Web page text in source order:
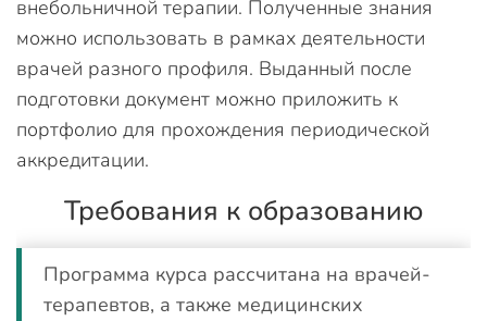
внебольничной терапии. Полученные знания
можно использовать в рамках деятельности
врачей разного профиля. Выданный после
подготовки документ можно приложить к
портфолио для прохождения периодической
аккредитации.
Требования к образованию
Программа курса рассчитана на врачей-
терапевтов, а также медицинских